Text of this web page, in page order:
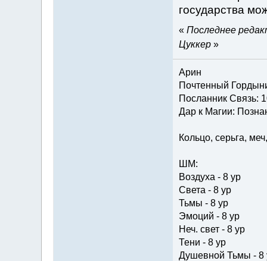
государства
« Последнее
Цуккер»
Арин
Почтенный
Посланник Связь:
Дар к Магии:
Кольцо, серьга,
ШМ:
Воздуха - 8 ур
Света - 8 ур
Тьмы - 8 ур
Эмоций - 8 ур
Неч. свет - 8 ур
Тени - 8 ур
Душевной Тьмы - 8